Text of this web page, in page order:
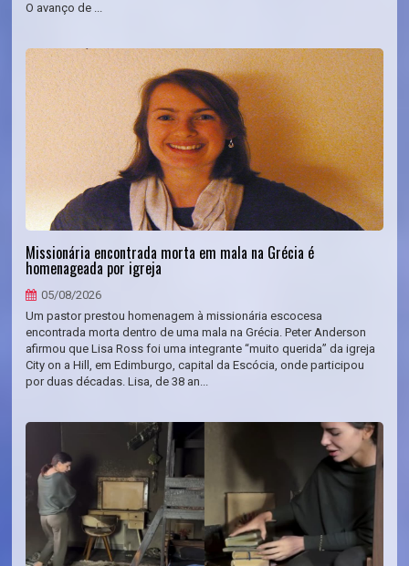
O avanço de ...
Missionária encontrada morta em mala na Grécia é
homenageada por igreja
05/08/2026
Um pastor prestou homenagem à missionária escocesa
encontrada morta dentro de uma mala na Grécia. Peter Anderson
afirmou que Lisa Ross foi uma integrante “muito querida” da igreja
City on a Hill, em Edimburgo, capital da Escócia, onde participou
por duas décadas. Lisa, de 38 an...